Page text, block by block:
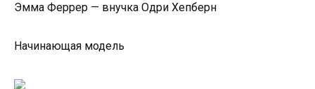
Эмма Феррер — внучка Одри Хепберн
Начинающая модель